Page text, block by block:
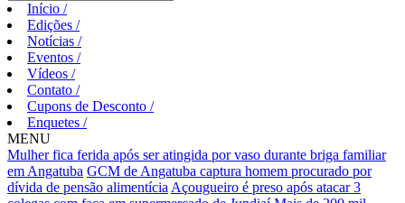
Início /
Edições /
Notícias /
Eventos /
Vídeos /
Contato /
Cupons de Desconto /
Enquetes /
MENU
Mulher fica ferida após ser atingida por vaso durante briga familiar
em Angatuba GCM de Angatuba captura homem procurado por
dívida de pensão alimentícia Açougueiro é preso após atacar 3